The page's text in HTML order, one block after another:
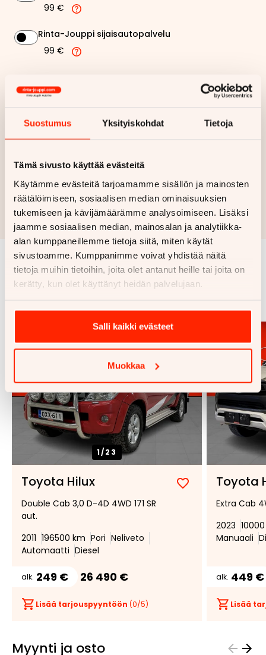
Suostumus Yksityiskohdat Tietoja
Tämä sivusto käyttää evästeitä
Käytämme evästeitä tarjoamamme sisällön ja mainosten
räätälöimiseen, sosiaalisen median ominaisuuksien
tukemiseen ja kävijämäärämme analysoimiseen. Lisäksi
jaamme sosiaalisen median, mainosalan ja analytiikka-
alan kumppaneillemme tietoja siitä, miten käytät
sivustoamme. Kumppanimme voivat yhdistää näitä
tietoja muihin tietoihin, joita olet antanut heille tai joita on
kerätty, kun olet käyttänyt heidän palvelujaan.
Salli kaikki evästeet
Muokkaa
99 €
Rinta-Jouppi sijaisautopalvelu
99 €
Kuukausierä 455,57 €
Hae rahoitustarjous
Rahoituslaskelma on suuntaa antava ja edellyttää hyväksytyn
luottopäätöksen ja kaskovakuutuksen.
Samankaltaisia ajoneuvoja
1/23
Toyota Hilux
Lisää
suosikiksi
Poista
suosikeista
Double Cab 3,0 D-4D 4WD 171 SR
aut.
2011 196500 km Pori Neliveto
Automaatti Diesel
alk. 249 € 26 490 €
Lisää tarjouspyyntöön (0/5)
Toyota
Extra Cab
2023
Manuaali
alk. 449 €
Lisää
Myynti ja osto